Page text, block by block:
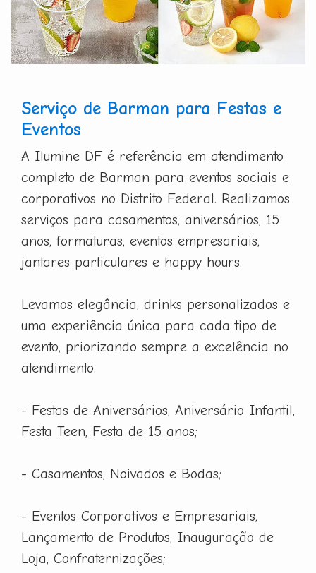
Serviço de Barman para Festas e
Eventos
A Ilumine DF é referência em atendimento
completo de Barman para eventos sociais e
corporativos no Distrito Federal. Realizamos
serviços para casamentos, aniversários, 15
anos, formaturas, eventos empresariais,
jantares particulares e happy hours.
Levamos elegância, drinks personalizados e
uma experiência única para cada tipo de
evento, priorizando sempre a excelência no
atendimento.
- Festas de Aniversários, Aniversário Infantil,
Festa Teen, Festa de 15 anos;
- Casamentos, Noivados e Bodas;
- Eventos Corporativos e Empresariais,
Lançamento de Produtos, Inauguração de
Loja, Confraternizações;